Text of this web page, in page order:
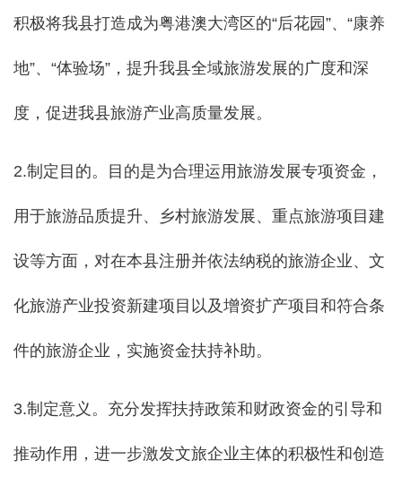
积极将我县打造成为粤港澳大湾区的“后花园”、“康养
地”、“体验场”，提升我县全域旅游发展的广度和深
度，促进我县旅游产业高质量发展。
2.制定目的。目的是为合理运用旅游发展专项资金，
用于旅游品质提升、乡村旅游发展、重点旅游项目建
设等方面，对在本县注册并依法纳税的旅游企业、文
化旅游产业投资新建项目以及增资扩产项目和符合条
件的旅游企业，实施资金扶持补助。
3.制定意义。充分发挥扶持政策和财政资金的引导和
推动作用，进一步激发文旅企业主体的积极性和创造